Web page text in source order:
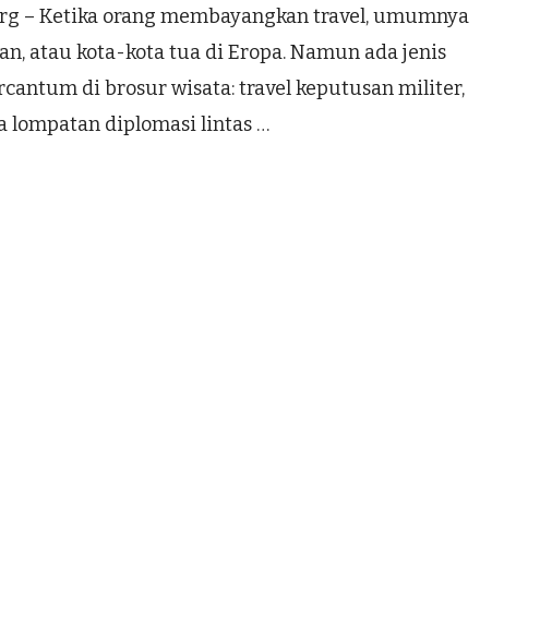
– Ketika orang membayangkan travel, umumnya
atau kota-kota tua di Eropa. Namun ada jenis
di brosur wisata: travel keputusan militer,
lompatan diplomasi lintas …